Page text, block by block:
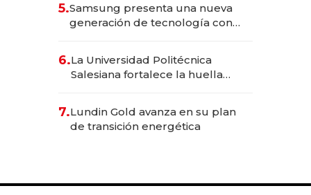
5.Samsung presenta una nueva
generación de tecnología con
6.La Universidad Politécnica
Salesiana fortalece la huella
7.Lundin Gold avanza en su plan
de transición energética